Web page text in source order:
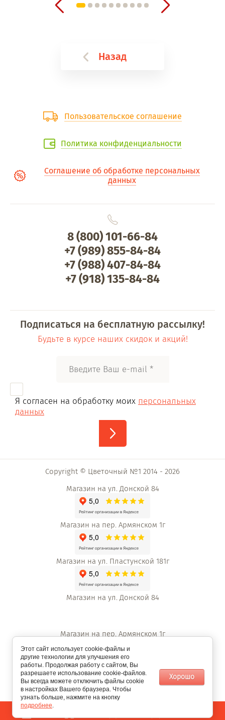
Назад
Пользовательское соглашение
Политика конфиденциальности
Соглашение об обработке персональных
данных
8 (800) 101-66-84
+7 (989) 855-84-84
+7 (988) 407-84-84
+7 (918) 135-84-84
Подписаться на бесплатную рассылку!
Будьте в курсе наших скидок и акций!
Я согласен на обработку моих персональных
данных
Copyright © Цветочный №1 2014 - 2026
Магазин на ул. Донской 84
Магазин на пер. Армянском 1г
Магазин на ул. Пластунской 181г
Магазин на ул. Донской 84
Магазин на пер. Армянском 1г
Магазин на ул. Пластунской 181г
Этот сайт использует cookie-файлы и
другие технологии для улучшения его
работы. Продолжая работу с сайтом, Вы
разрешаете использование cookie-файлов.
Вы всегда можете отключить файлы cookie
в настройках Вашего браузера. Чтобы
узнать больше, нажмите на кнопку
подробнее.
Хорошо